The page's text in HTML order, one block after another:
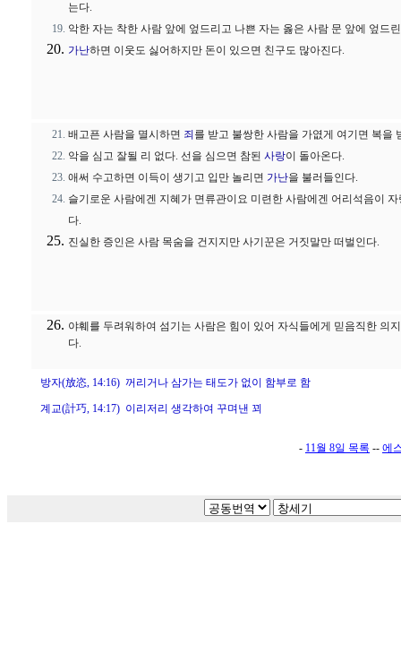
는다.
악한 자는 착한 사람 앞에 엎드리고 나쁜 자는 옳은 사람 문 앞에 엎드
가난하면 이웃도 싫어하지만 돈이 있으면 친구도 많아진다.
배고픈 사람을 멸시하면 죄 를 받고 불쌍한 사람을 가엾게 여기면 복을
악을 심고 잘될 리 없다. 선을 심으면 참된 사랑이 돌아온다.
애써 수고하면 이득이 생기고 입만 놀리면 가난을 불러들인다.
슬기로운 사람에겐 지혜가 면류관이요 미련한 사람에겐 어리석음이 자
다.
진실한 증인은 사람 목숨을 건지지만 사기꾼은 거짓말만 떠벌인다.
야훼를 두려워하여 섬기는 사람은 힘이 있어 자식들에게 믿음직한 의
다.
방자(放恣, 14:16) 꺼리거나 삼가는 태도가 없이 함부로 함
계교(計巧, 14:17) 이리저리 생각하여 꾸며낸 꾀
- 11월 8일 목록 -- 에